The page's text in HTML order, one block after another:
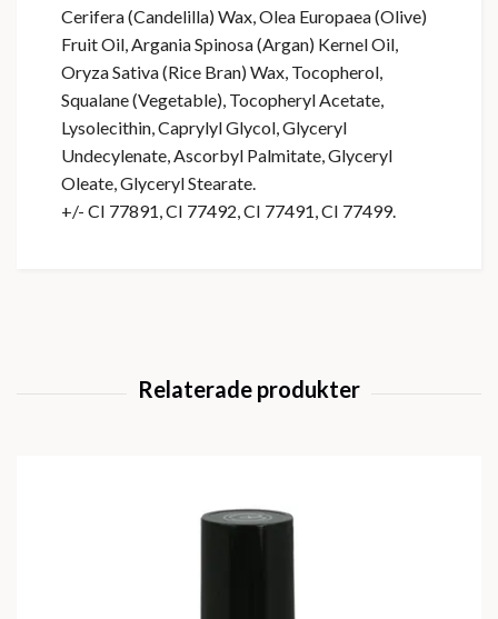
Cerifera (Candelilla) Wax, Olea Europaea (Olive)
Fruit Oil, Argania Spinosa (Argan) Kernel Oil,
Oryza Sativa (Rice Bran) Wax, Tocopherol,
Squalane (Vegetable), Tocopheryl Acetate,
Lysolecithin, Caprylyl Glycol, Glyceryl
Undecylenate, Ascorbyl Palmitate, Glyceryl
Oleate, Glyceryl Stearate.
+/- CI 77891, CI 77492, CI 77491, CI 77499.